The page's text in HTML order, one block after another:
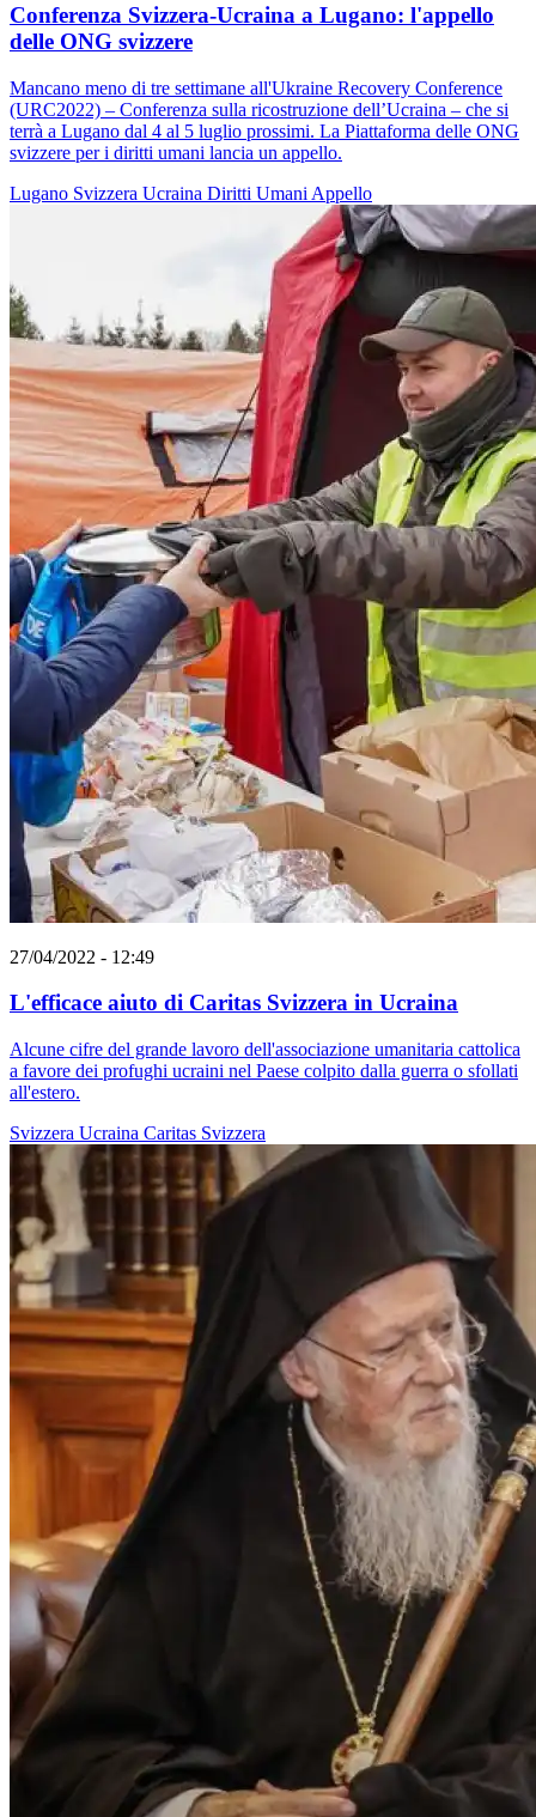
Conferenza Svizzera-Ucraina a Lugano: l'appello
delle ONG svizzere
Mancano meno di tre settimane all'Ukraine Recovery Conference
(URC2022) – Conferenza sulla ricostruzione dell’Ucraina – che si
terrà a Lugano dal 4 al 5 luglio prossimi. La Piattaforma delle ONG
svizzere per i diritti umani lancia un appello.
Lugano Svizzera Ucraina Diritti Umani Appello
27/04/2022 - 12:49
L'efficace aiuto di Caritas Svizzera in Ucraina
Alcune cifre del grande lavoro dell'associazione umanitaria cattolica
a favore dei profughi ucraini nel Paese colpito dalla guerra o sfollati
all'estero.
Svizzera Ucraina Caritas Svizzera